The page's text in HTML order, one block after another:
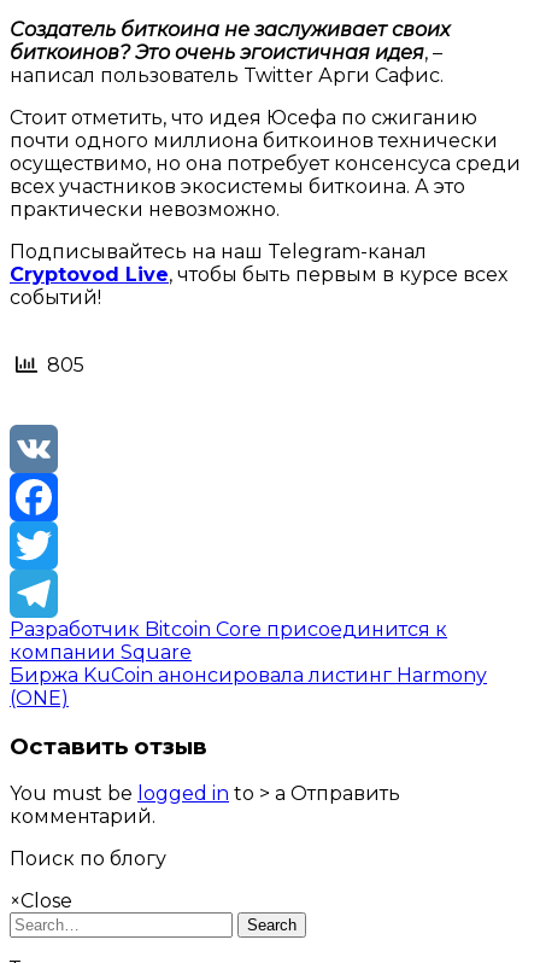
Создатель биткоина не заслуживает своих
биткоинов? Это очень эгоистичная идея, –
написал пользователь Twitter Арги Сафис.
Стоит отметить, что идея Юсефа по сжиганию
почти одного миллиона биткоинов технически
осуществимо, но она потребует консенсуса среди
всех участников экосистемы биткоина. А это
практически невозможно.
Подписывайтесь на наш Telegram-канал
Cryptovod Live, чтобы быть первым в курсе всех
событий!
805
VK
Facebook
Twitter
Telegram
Разработчик Bitcoin Core присоединится к
компании Square
Биржа KuCoin анонсировала листинг Harmony
(ONE)
Оставить отзыв
You must be logged in to > a Отправить
комментарий.
Поиск по блогу
×Close
Search